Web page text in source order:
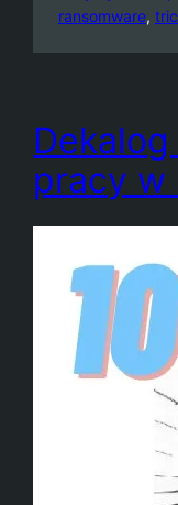
ransomware,
pracy w